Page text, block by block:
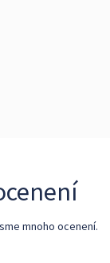
mnoho ocenení.